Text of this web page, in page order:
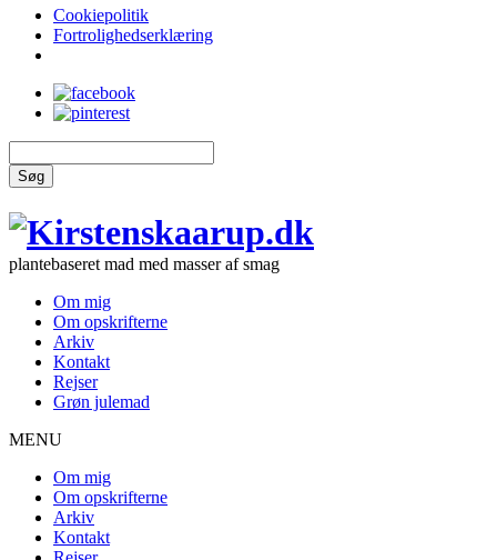
Cookiepolitik
Fortrolighedserklæring
Søg
plantebaseret mad med masser af smag
Om mig
Om opskrifterne
Arkiv
Kontakt
Rejser
Grøn julemad
MENU
Om mig
Om opskrifterne
Arkiv
Kontakt